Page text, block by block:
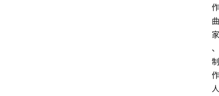
作
曲
家
、
制
作
人